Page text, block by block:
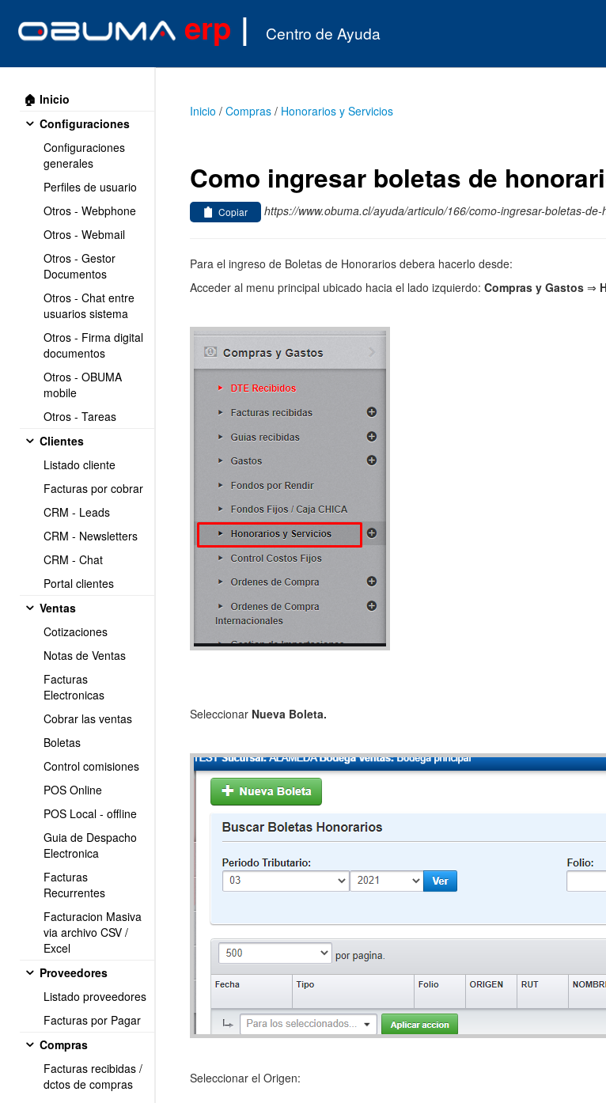
erp | Centro de Ayuda
🏠 Inicio
Configuraciones
Configuraciones
generales
Perfiles de usuario
Otros - Webphone
Otros - Webmail
Otros - Gestor
Documentos
Otros - Chat entre
usuarios sistema
Otros - Firma digital
documentos
Otros - OBUMA
mobile
Otros - Tareas
Clientes
Listado cliente
Facturas por cobrar
CRM - Leads
CRM - Newsletters
CRM - Chat
Portal clientes
Ventas
Cotizaciones
Notas de Ventas
Facturas
Electronicas
Cobrar las ventas
Boletas
Control comisiones
POS Online
POS Local - offline
Guia de Despacho
Electronica
Facturas
Recurrentes
Facturacion Masiva
via archivo CSV /
Excel
Proveedores
Listado proveedores
Facturas por Pagar
Compras
Facturas recibidas /
dctos de compras
Inicio / Compras/ Honorarios y Servicios
Como ingresar boletas de
Copiar https://www.obuma.cl/ayuda/articulo/166/como-ingresar-boletas-
Para el ingreso de Boletas de Honorarios debera hacerlo desde:
Acceder al menu principal ubicado hacia el lado izquierdo: Compras y Gastos⇒
SeleccionarNueva Boleta.
Seleccionar el Origen: